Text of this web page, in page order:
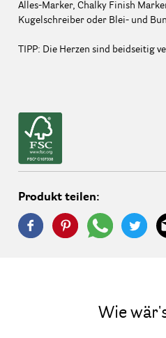
Alles-Marker, Chalky Finish
Kugelschreiber oder Blei- und
TIPP: Die Herzen sind beidseitig
Produkt teilen:
Wie